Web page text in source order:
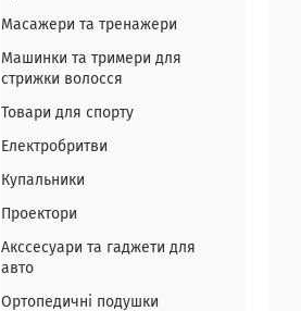
Масажери та тренажери
Машинки та тримери для
стрижки волосся
Товари для спорту
Електробритви
Купальники
Проектори
Акссесуари та гаджети для
авто
Ортопедичні подушки